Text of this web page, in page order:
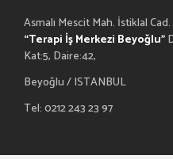
Asmalı Mescit Mah. İstiklal
“Terapi İş Merkezi Beyoğlu”
Kat:5, Daire:42,
Beyoğlu / ISTANBUL
Tel: 0212 243 23 97